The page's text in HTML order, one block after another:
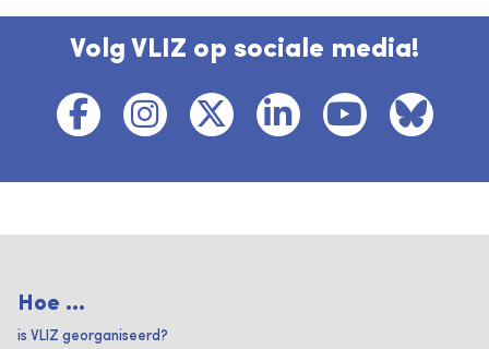
Volg VLIZ op sociale media!
Hoe ...
is VLIZ georganiseerd?